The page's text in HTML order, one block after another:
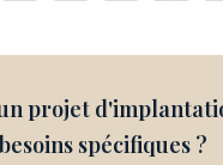
projet
besoins spécifiques ?